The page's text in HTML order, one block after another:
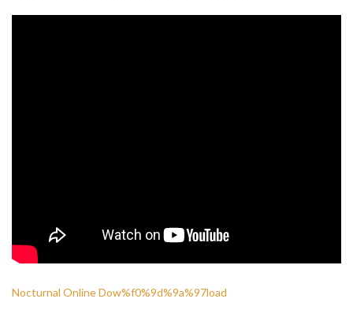
Nocturnal Online Dow%f0%9d%9a%97load